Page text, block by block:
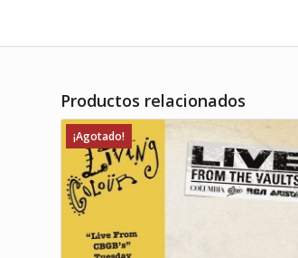
Productos relacionados
¡Agotado!